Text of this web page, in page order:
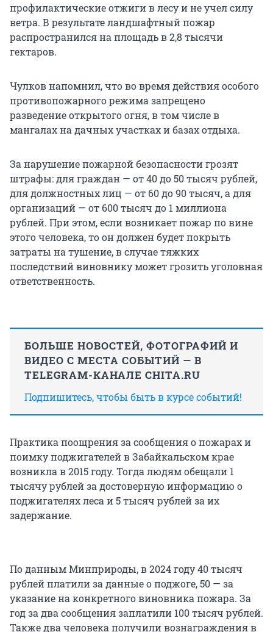
профилактические отжиги в лесу и не учел силу
ветра. В результате ландшафтный пожар
распространился на площадь в 2,8 тысячи
гектаров.
Чулков напомнил, что во время действия особого
противопожарного режима запрещено
разведение открытого огня, в том числе в
мангалах на дачных участках и базах отдыха.
За нарушение пожарной безопасности грозят
штрафы: для граждан — от 40 до 50 тысяч рублей,
для должностных лиц — от 60 до 90 тысяч, а для
организаций — от 600 тысяч до 1 миллиона
рублей. При этом, если возникает пожар по вине
этого человека, то он должен будет покрыть
затраты на тушение, в случае тяжких
последствий виновнику может грозить уголовная
ответственность.
БОЛЬШЕ НОВОСТЕЙ, ФОТОГРАФИЙ И
ВИДЕО С МЕСТА СОБЫТИЙ — В
TELEGRAM-КАНАЛЕ CHITA.RU
Подпишитесь, чтобы быть в курсе событий!
Практика поощрения за сообщения о пожарах и
поимку поджигателей в Забайкальском крае
возникла в 2015 году. Тогда людям обещали 1
тысячу рублей за достоверную информацию о
поджигателях леса и 5 тысяч рублей за их
задержание.
По данным Минприроды, в 2024 году 40 тысяч
рублей платили за данные о поджоге, 50 — за
указание на конкретного виновника пожара. За
год за два сообщения заплатили 100 тысяч рублей.
Также два человека получили вознаграждения в